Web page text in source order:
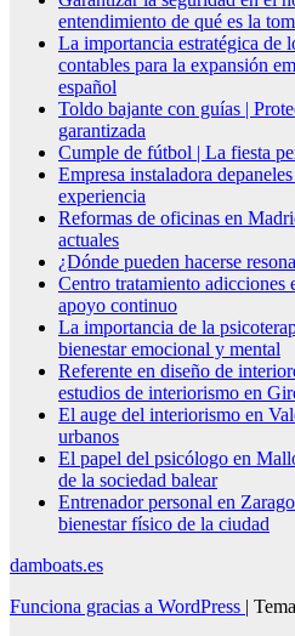
entendimiento de qué es la
La importancia estratégica de
contables para la expansión
español
Toldo bajante con guías |
garantizada
Cumple de fútbol | La fiesta
Empresa instaladora
experiencia
Reformas de oficinas en
actuales
¿Dónde pueden hacerse
Centro tratamiento adicciones
apoyo continuo
La importancia de la
bienestar emocional y mental
Referente en diseño de
estudios de interiorismo en
El auge del interiorismo en
urbanos
El papel del psicólogo en
de la sociedad balear
Entrenador personal en
bienestar físico de la ciudad
damboats.es
Funciona gracias a WordPress |